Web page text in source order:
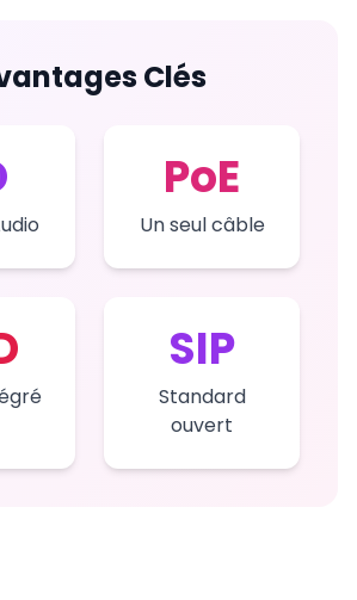
Clés
PoE
Un seul câble
SIP
Standard
ouvert